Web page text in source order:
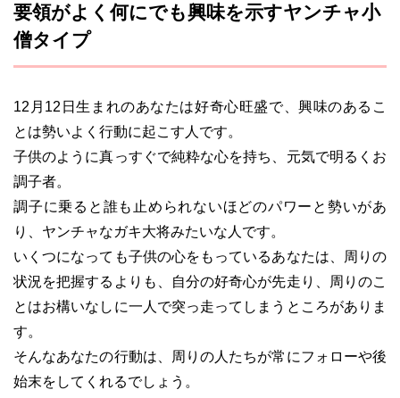
要領がよく何にでも興味を示すヤンチャ小
僧タイプ
12月12日生まれのあなたは好奇心旺盛で、興味のあるこ
とは勢いよく行動に起こす人です。
子供のように真っすぐで純粋な心を持ち、元気で明るくお
調子者。
調子に乗ると誰も止められないほどのパワーと勢いがあ
り、ヤンチャなガキ大将みたいな人です。
いくつになっても子供の心をもっているあなたは、周りの
状況を把握するよりも、自分の好奇心が先走り、周りのこ
とはお構いなしに一人で突っ走ってしまうところがありま
す。
そんなあなたの行動は、周りの人たちが常にフォローや後
始末をしてくれるでしょう。